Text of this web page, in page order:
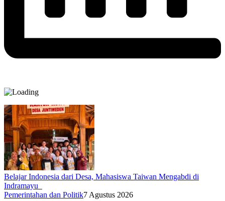
Belajar Indonesia dari Desa, Mahasiswa Taiwan Mengabdi di
Indramayu
Pemerintahan dan Politik7 Agustus 2026